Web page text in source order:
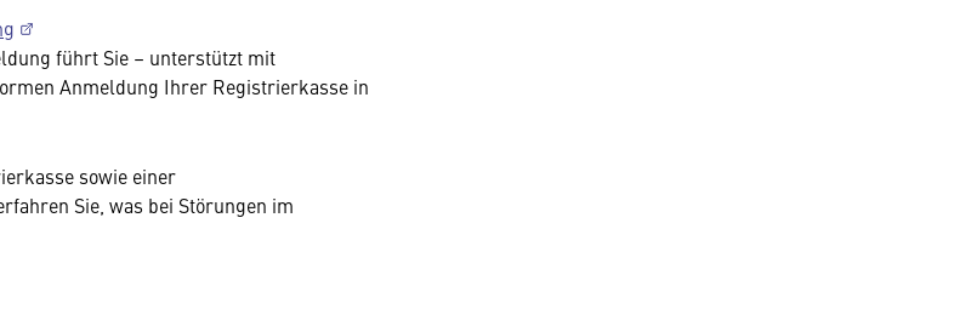
führt Sie – unterstützt mit
Anmeldung Ihrer Registrierkasse in
sowie einer
Sie, was bei Störungen im